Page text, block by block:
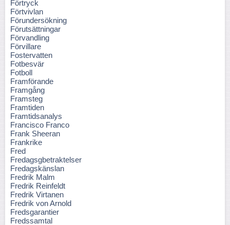
Förtryck
Förtvivlan
Förundersökning
Förutsättningar
Förvandling
Förvillare
Fostervatten
Fotbesvär
Fotboll
Framförande
Framgång
Framsteg
Framtiden
Framtidsanalys
Francisco Franco
Frank Sheeran
Frankrike
Fred
Fredagsgbetraktelser
Fredagskänslan
Fredrik Malm
Fredrik Reinfeldt
Fredrik Virtanen
Fredrik von Arnold
Fredsgarantier
Fredssamtal